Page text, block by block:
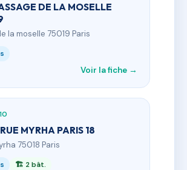
DE LA MOSELLE
la moselle 75019 Paris
Voir la fiche →
MYRHA PARIS 18
75018 Paris
🏗 2 bât.